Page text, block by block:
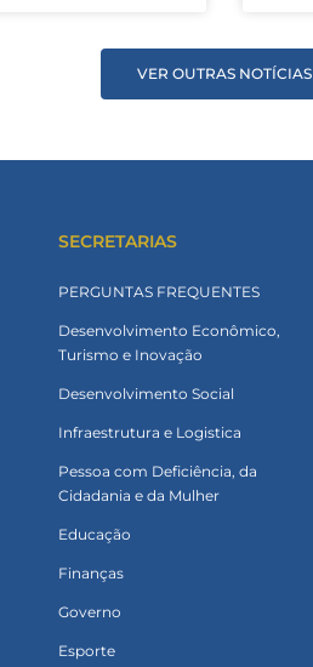
VER OUTRAS NOTÍCIAS
SECRETARIAS
PERGUNTAS FREQUENTES
Desenvolvimento Econômico,
Turismo e Inovação
Desenvolvimento Social
Infraestrutura e Logistica
Pessoa com Deficiência, da
Cidadania e da Mulher
Educação
Finanças
Governo
Esporte